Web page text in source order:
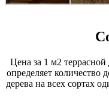
Цена за 1 м2 террасной
определяет количество
дерева на всех сортах